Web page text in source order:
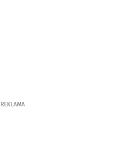
REKLAMA